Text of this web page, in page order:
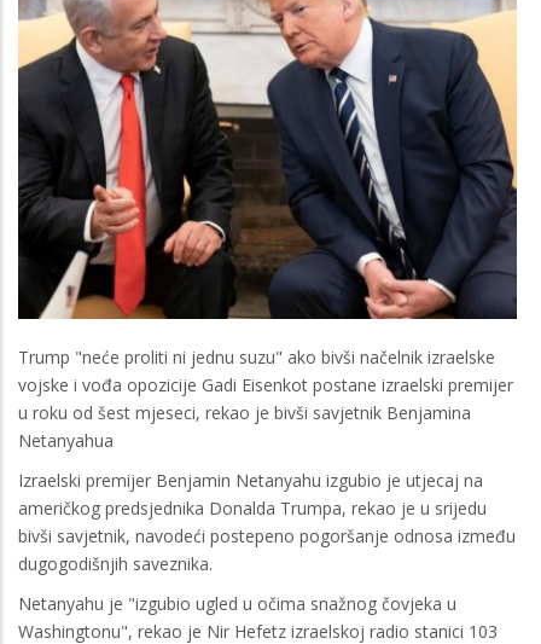
Trump "neće proliti ni jednu suzu" ako bivši načelnik izraelske
vojske i vođa opozicije Gadi Eisenkot postane izraelski premijer
u roku od šest mjeseci, rekao je bivši savjetnik Benjamina
Netanyahua
Izraelski premijer Benjamin Netanyahu izgubio je utjecaj na
američkog predsjednika Donalda Trumpa, rekao je u srijedu
bivši savjetnik, navodeći postepeno pogoršanje odnosa između
dugogodišnjih saveznika.
Netanyahu je "izgubio ugled u očima snažnog čovjeka u
Washingtonu", rekao je Nir Hefetz izraelskoj radio stanici 103